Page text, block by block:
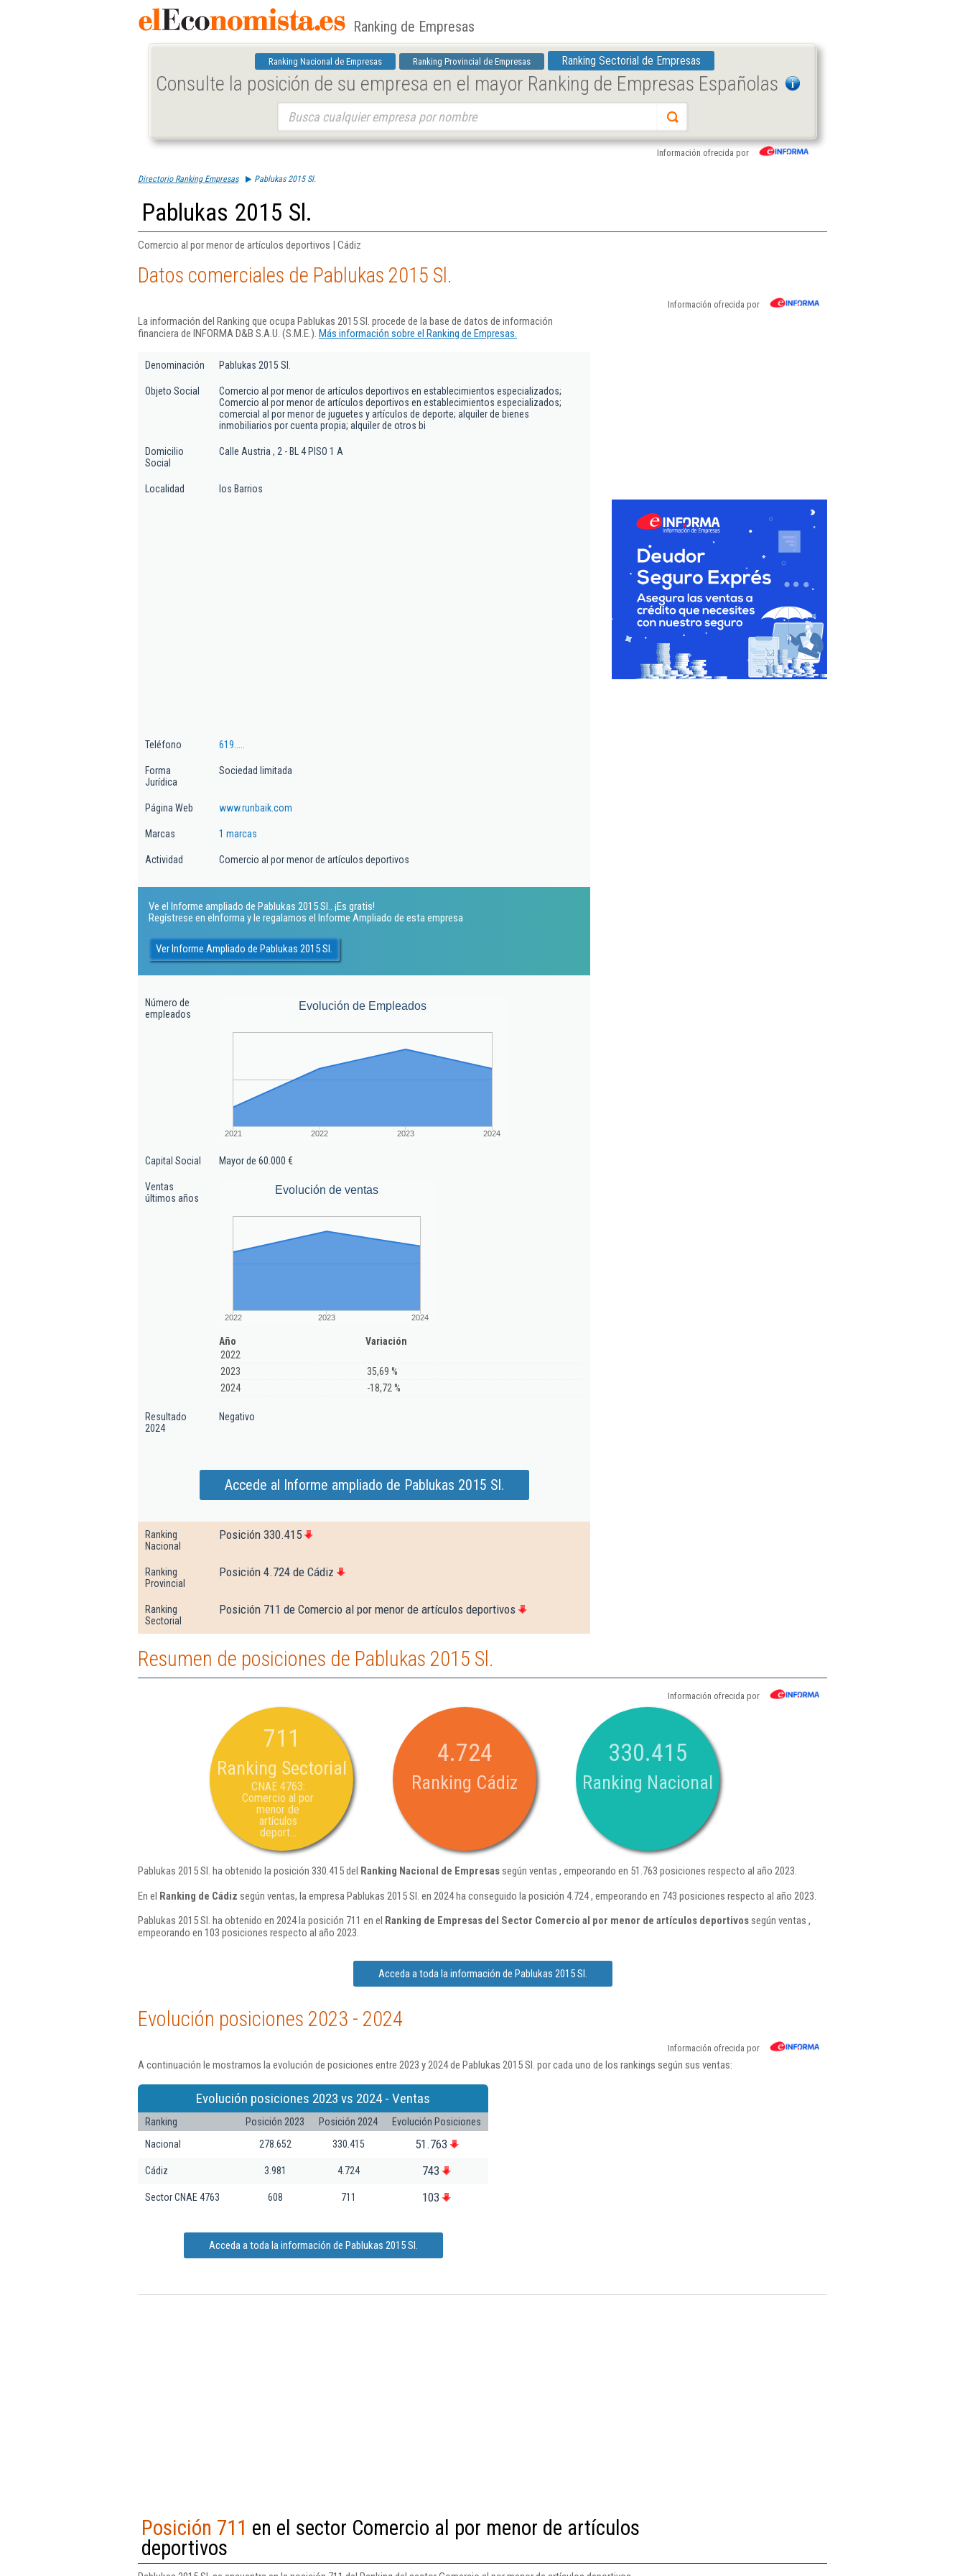
Ranking de Empresas
Ranking Nacional de Empresas Ranking Provincial de Empresas Ranking Sectorial de Empresas
Consulte la posición de su empresa en el mayor Ranking de Empresas Españolas
Información ofrecida por
Directorio Ranking Empresas Pablukas 2015 Sl.
Pablukas 2015 Sl.
Comercio al por menor de artículos deportivos | Cádiz
Datos comerciales de Pablukas 2015 Sl.
Información ofrecida por
La información del Ranking que ocupa Pablukas 2015 Sl. procede de la base de datos de información
financiera de INFORMA D&B S.A.U. (S.M.E.). Más información sobre el Ranking de Empresas.
Denominación Pablukas 2015 Sl.
Objeto Social
Comercio al por menor de artículos deportivos en establecimientos especializados;
Comercio al por menor de artículos deportivos en establecimientos especializados;
comercial al por menor de juguetes y artículos de deporte; alquiler de bienes
inmobiliarios por cuenta propia; alquiler de otros bi
Domicilio
Social
Calle Austria , 2 - BL 4 PISO 1 A
Localidad los Barrios
Teléfono 619.....
Forma
Jurídica
Sociedad limitada
Página Web www.runbaik.com
Marcas 1 marcas
Actividad Comercio al por menor de artículos deportivos
Ve el Informe ampliado de Pablukas 2015 Sl.. ¡Es gratis!
Regístrese en eInforma y le regalamos el Informe Ampliado de esta empresa
Ver Informe Ampliado de Pablukas 2015 Sl.
Número de
empleados
Evolución de Empleados
2021 2022 2023 2024
Capital Social Mayor de 60.000 €
Ventas
últimos años
Evolución de ventas
2022 2023 2024
Año
Variación
2022
2023
35,69 %
2024
-18,72 %
Resultado
2024
Negativo
Accede al Informe ampliado de Pablukas 2015 Sl.
Ranking
Nacional
Posición 330.415
Ranking
Provincial
Posición 4.724 de Cádiz
Ranking
Sectorial
Posición 711 de Comercio al por menor de artículos deportivos
Resumen de posiciones de Pablukas 2015 Sl.
Información ofrecida por
711
Ranking Sectorial
CNAE 4763:
Comercio al por
menor de
artículos
deport...
4.724
Ranking Cádiz
330.415
Ranking Nacional
Pablukas 2015 Sl. ha obtenido la posición 330.415 del Ranking Nacional de Empresassegún ventas , empeorando en 51.763 posiciones respecto al año 2023.
En el Ranking de Cádiz según ventas, la empresa Pablukas 2015 Sl. en 2024 ha conseguido la posición 4.724 , empeorando en 743 posiciones respecto al año 2023.
Pablukas 2015 Sl. ha obtenido en 2024 la posición 711 en el Ranking de Empresas del Sector Comercio al por menor de artículos deportivossegún ventas ,
empeorando en 103 posiciones respecto al año 2023.
Acceda a toda la información de Pablukas 2015 Sl.
Evolución posiciones 2023 - 2024
Información ofrecida por
A continuación le mostramos la evolución de posiciones entre 2023 y 2024 de Pablukas 2015 Sl. por cada uno de los rankings según sus ventas:
Evolución posiciones 2023 vs 2024 - Ventas
Ranking Posición 2023 Posición 2024
Evolución Posiciones
Nacional
278.652 330.415 51.763
Cádiz 3.981 4.724 743
Sector CNAE 4763 608 711 103
Acceda a toda la información de Pablukas 2015 Sl.
Posición 711 en el sector Comercio al por menor de artículos
deportivos